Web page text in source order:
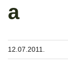
a
12.07.2011.